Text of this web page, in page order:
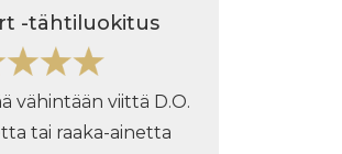
-tähtiluokitus
vähintään viittä D.O.
tai raaka-ainetta